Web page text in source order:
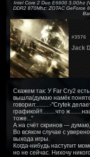
Intel Core 2 Duo E6600 3.0Ghz
DDR2 870Mhz; ZOTAC GeForce
#3576
Jack
Скажем так: У Far Cry2
вышла(думаю намёк
говорил:.........-"Crytek
графикой!!.........что
тоже..."
А на счёт скринов ---
Во всяком случае с
выхода игры.
Когда-нибудь наступит
но не сейчас. Нихочу